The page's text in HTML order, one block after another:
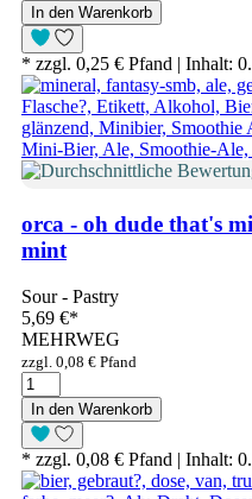
In den Warenkorb
* zzgl. 0,25 € Pfand | Inhalt:
orca - oh dude that's
mint
Sour - Pastry
5,69 €*
MEHRWEG
zzgl. 0,08 € Pfand
In den Warenkorb
* zzgl. 0,08 € Pfand | Inhalt: